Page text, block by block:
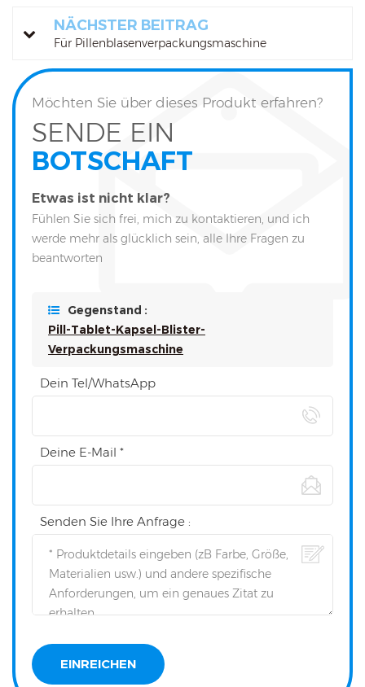
NÄCHSTER BEITRAG
Für Pillenblasenverpackungsmaschine
Möchten Sie über dieses Produkt erfahren?
SENDE EIN
BOTSCHAFT
Etwas ist nicht klar?
Fühlen Sie sich frei, mich zu kontaktieren, und ich
werde mehr als glücklich sein, alle Ihre Fragen zu
beantworten
Gegenstand :
Pill-Tablet-Kapsel-Blister-
Verpackungsmaschine
Dein Tel/WhatsApp
Deine E-Mail *
Senden Sie Ihre Anfrage :